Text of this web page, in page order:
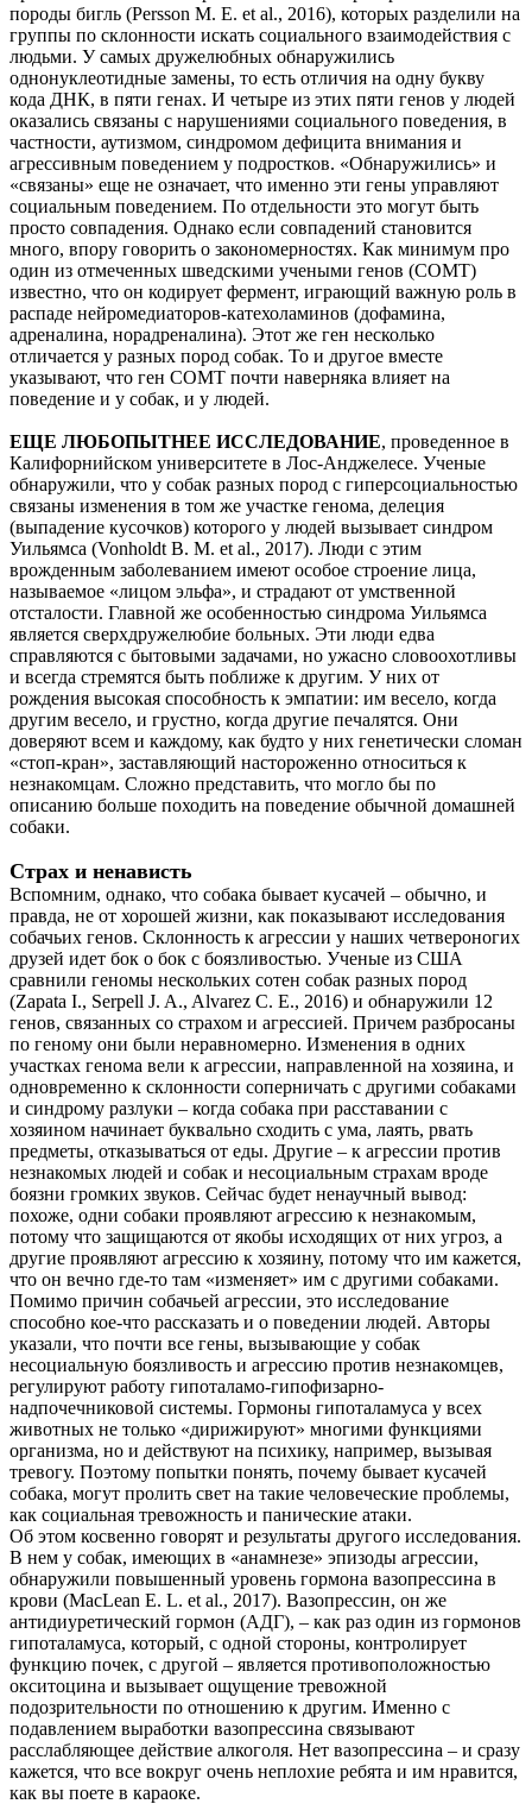
породы бигль (Persson M. E. еt al., 2016), которых разделили на
группы по склонности искать социального взаимодействия с
людьми. У самых дружелюбных обнаружились
однонуклеотидные замены, то есть отличия на одну букву
кода ДНК, в пяти генах. И четыре из этих пяти генов у людей
оказались связаны с нарушениями социального поведения, в
частности, аутизмом, синдромом дефицита внимания и
агрессивным поведением у подростков. «Обнаружились» и
«связаны» еще не означает, что именно эти гены управляют
социальным поведением. По отдельности это могут быть
просто совпадения. Однако если совпадений становится
много, впору говорить о закономерностях. Как минимум про
один из отмеченных шведскими учеными генов (COMT)
известно, что он кодирует фермент, играющий важную роль в
распаде нейромедиаторов-катехоламинов (дофамина,
адреналина, норадреналина). Этот же ген несколько
отличается у разных пород собак. То и другое вместе
указывают, что ген COMT почти наверняка влияет на
поведение и у собак, и у людей.
ЕЩЕ ЛЮБОПЫТНЕЕ ИССЛЕДОВАНИЕ, проведенное в
Калифорнийском университете в Лос-Анджелесе. Ученые
обнаружили, что у собак разных пород с гиперсоциальностью
связаны изменения в том же участке генома, делеция
(выпадение кусочков) которого у людей вызывает синдром
Уильямса (Vonholdt B. M. et al., 2017). Люди с этим
врожденным заболеванием имеют особое строение лица,
называемое «лицом эльфа», и страдают от умственной
отсталости. Главной же особенностью синдрома Уильямса
является сверхдружелюбие больных. Эти люди едва
справляются с бытовыми задачами, но ужасно словоохотливы
и всегда стремятся быть поближе к другим. У них от
рождения высокая способность к эмпатии: им весело, когда
другим весело, и грустно, когда другие печалятся. Они
доверяют всем и каждому, как будто у них генетически сломан
«стоп-кран», заставляющий настороженно относиться к
незнакомцам. Сложно представить, что могло бы по
описанию больше походить на поведение обычной домашней
собаки.
Страх и ненависть
Вспомним, однако, что собака бывает кусачей – обычно, и
правда, не от хорошей жизни, как показывают исследования
собачьих генов. Склонность к агрессии у наших четвероногих
друзей идет бок о бок с боязливостью. Ученые из США
сравнили геномы нескольких сотен собак разных пород
(Zapata I., Serpell J. A., Alvarez C. E., 2016) и обнаружили 12
генов, связанных со страхом и агрессией. Причем разбросаны
по геному они были неравномерно. Изменения в одних
участках генома вели к агрессии, направленной на хозяина, и
одновременно к склонности соперничать с другими собаками
и синдрому разлуки – когда собака при расставании с
хозяином начинает буквально сходить с ума, лаять, рвать
предметы, отказываться от еды. Другие – к агрессии против
незнакомых людей и собак и несоциальным страхам вроде
боязни громких звуков. Сейчас будет ненаучный вывод:
похоже, одни собаки проявляют агрессию к незнакомым,
потому что защищаются от якобы исходящих от них угроз, а
другие проявляют агрессию к хозяину, потому что им кажется,
что он вечно где-то там «изменяет» им с другими собаками.
Помимо причин собачьей агрессии, это исследование
способно кое-что рассказать и о поведении людей. Авторы
указали, что почти все гены, вызывающие у собак
несоциальную боязливость и агрессию против незнакомцев,
регулируют работу гипоталамо-гипофизарно-
надпочечниковой системы. Гормоны гипоталамуса у всех
животных не только «дирижируют» многими функциями
организма, но и действуют на психику, например, вызывая
тревогу. Поэтому попытки понять, почему бывает кусачей
собака, могут пролить свет на такие человеческие проблемы,
как социальная тревожность и панические атаки.
Об этом косвенно говорят и результаты другого исследования.
В нем у собак, имеющих в «анамнезе» эпизоды агрессии,
обнаружили повышенный уровень гормона вазопрессина в
крови (MacLean E. L. et al., 2017). Вазопрессин, он же
антидиуретический гормон (АДГ), – как раз один из гормонов
гипоталамуса, который, с одной стороны, контролирует
функцию почек, с другой – является противоположностью
окситоцина и вызывает ощущение тревожной
подозрительности по отношению к другим. Именно с
подавлением выработки вазопрессина связывают
расслабляющее действие алкоголя. Нет вазопрессина – и сразу
кажется, что все вокруг очень неплохие ребята и им нравится,
как вы поете в караоке.